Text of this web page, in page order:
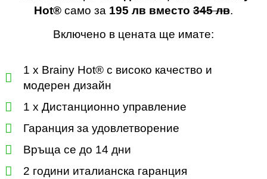
Hot®️ само за 195 лв вместо 345 лв.
Включено в цената ще имате:
1 x Brainy Hot® с високо качество и
модерен дизайн
1 x Дистанционно управление
Гаранция за удовлетворение
Връща се до 14 дни
2 години италианска гаранция